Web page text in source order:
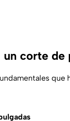
corte
que